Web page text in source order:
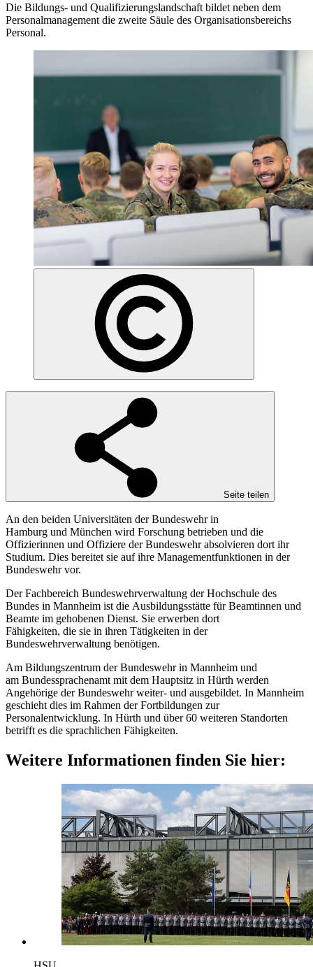
Die Bildungs- und Qualifizierungslandschaft bildet neben dem
Personalmanagement die zweite Säule des Organisationsbereichs
Personal.
Seite teilen
An den beiden Universitäten der Bundeswehr in
Hamburg und München wird Forschung betrieben und die
Offizierinnen und Offiziere der Bundeswehr absolvieren dort ihr
Studium. Dies bereitet sie auf ihre Managementfunktionen in der
Bundeswehr vor.
Der Fachbereich Bundeswehrverwaltung der Hochschule des
Bundes in Mannheim ist die Ausbildungsstätte für Beamtinnen und
Beamte im gehobenen Dienst. Sie erwerben dort
Fähigkeiten, die sie in ihren Tätigkeiten in der
Bundeswehrverwaltung benötigen.
Am Bildungszentrum der Bundeswehr in Mannheim und
am Bundessprachenamt mit dem Hauptsitz in Hürth werden
Angehörige der Bundeswehr weiter- und ausgebildet. In Mannheim
geschieht dies im Rahmen der Fortbildungen zur
Personalentwicklung. In Hürth und über 60 weiteren Standorten
betrifft es die sprachlichen Fähigkeiten.
Weitere Informationen finden Sie hier: